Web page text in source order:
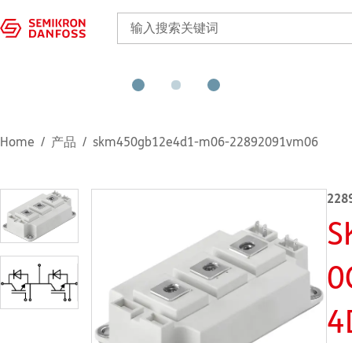
Home 产品 skm450gb12e4d1-m06-22892091vm06